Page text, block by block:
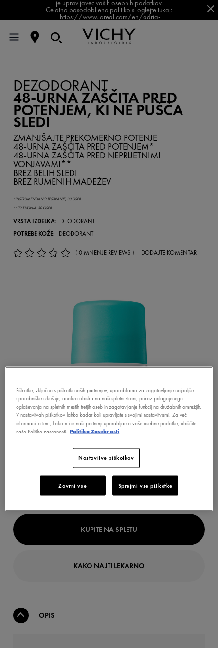
je upravljavec vaših osebnih podatkov.
Celotno posodobljeno politiko si oglejte tukaj:
https://www.loreal.com/en/adria-
DEZODORANT
48-URNA ZAŠČITA PRED
POTENJEM, KI NE PUŠČA
SLEDI
ZMANJŠAJTE PREKOMERNO POTENJE
48-URNA ZAŠČITA PRED POTENJEM*
48-URNA ZAŠČITA PRED NEPRIJETNIMI
VONJAVAMI**
BREZ BELIH SLEDI
BREZ RUMENIH MADEŽEV
*INSTRUMENTALNO TESTIRANJE, 30 OSEB.
**TEST VONJA, 30 OSEB.
VRSTA IZDELKA:
DEODORANT
POTREBE KOŽE:
DEODORANTI
( 0 MNENJE REVIEWS ) DODAJTE KOMENTAR
KUPITE NA SPLETU
KAKO NAJTI LEKARNO
OPIS
Piškotke, vključno s piškotki naših partnerjev, uporabljamo za zagotavljanje najboljše
uporabniške izkušnje, analizo obiska na naši spletni strani, prikaz prilagojenega
oglaševanja na spletnih mestih tretjih oseb in zagotavljanje funkcij na družabnih omrežjih.
V nastavitvah piškotkov lahko kadar koli upravljate s svojimi nastavitvami. Za več
informacij o tem, kako mi in naši partnerji uporabljamo vaše osebne podatke, obiščite
našo Politiko zasebnosti. Politika Zasebnosti
Nastavitve piškotkov
Zavrni vse Sprejmi vse piškotke